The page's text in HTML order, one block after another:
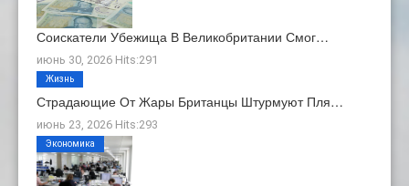
Соискатели Убежища В Великобритании Смог…
июнь 30, 2026 Hits:291
Страдающие От Жары Британцы Штурмуют Пля…
июнь 23, 2026 Hits:293
Жизнь
Экономика